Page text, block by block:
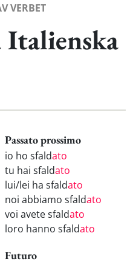
VERBET
Italienska
Passato prossimo
io ho sfaldato
tu hai sfaldato
lui/lei ha sfaldato
noi abbiamo sfaldato
voi avete sfaldato
loro hanno sfaldato
Futuro